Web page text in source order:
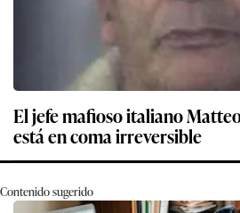
El jefe mafioso italiano
está en coma irreversible
Contenido sugerido